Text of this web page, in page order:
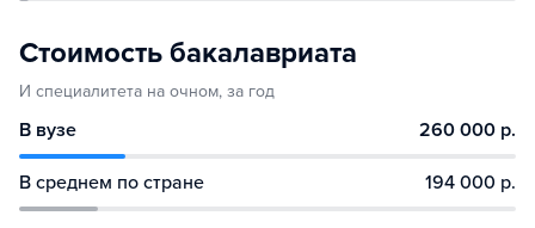
Стоимость бакалавриата
И специалитета на очном, за год
В вузе 260 000 р.
В среднем по стране 194 000 р.